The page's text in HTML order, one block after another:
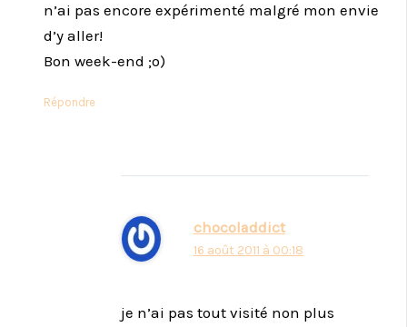
n’ai pas encore expérimenté malgré mon envie
d’y aller!
Bon week-end ;o)
Répondre
chocoladdict
16 août 2011 à 00:18
je n’ai pas tout visité non plus